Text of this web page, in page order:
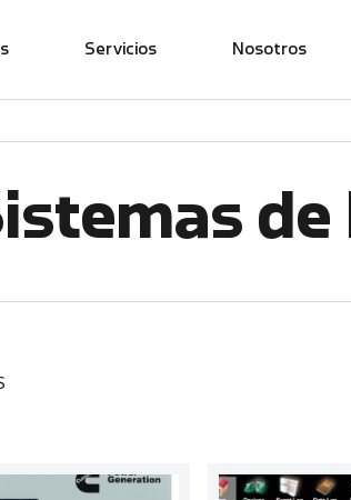
Servicios Nosotros
de